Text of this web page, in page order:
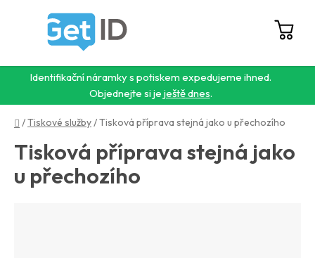
Identifikační náramky s potiskem expedujeme ihned.
Objednejte si je ještě dnes.
Hledat
Domů
/Tiskové služby/Tisková příprava stejná jako u přechozího
Tisková příprava stejná jako
u přechozího